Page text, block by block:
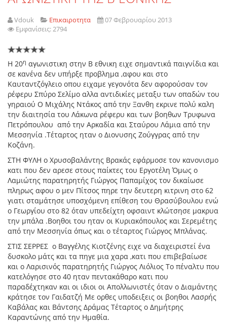
Vdouk Επικαιροτητα
07 Φεβρουαρίου 2013
Εμφανίσεις: 2794
Η 20η αγωνιστικη στην Β εθνικη ειχε σημαντικά παιγνίδια και
σε κανένα δεν υπήρξε προβλημα ,αφου και στο
Καυταντζόγλειο οπου ειχαμε γεγονότα δεν αφορούσαν τον
ρέφερυ Σπύρο Σελίμο αλλα αντιδικίες μεταξυ των οπαδών του
γηραιού Ο Μιχάλης Ντάκος από την Ξανθη εκρινε πολύ καλη
την διαιτησία του Λάκωνα ρέφερυ και των βοηθων Τρυφωνα
Πετρόπουλου από την Αρκαδία και Σταύρου Λάμια από την
Μεσσηνία .Τέταρτος ηταν ο Διονυσης Ζούγγρας από την
Κοζάνη.
ΣΤΗ ΦΥΛΗ ο Χρυσοβαλάντης Βρακάς εφάρμοσε τον κανονισμο
κατι που δεν αρεσε στους παίκτες του Εργοτέλη Όμως ο
Λαμιώτης παρατηρητής Γιώργος Παπαμίχος τον δικαίωσε
πληρως αφου ο μεν Πίτσος πηρε την δευτερη κιτρινη στο 62
γιατι σταμάτησε υποσχόμενη επίθεση του Θρασύβουλου ενώ
ο Γεωργίου στο 82 όταν υπεδείχτη οφσαιντ κλώτσησε μακρυα
την μπάλα .Βοηθοι του ηταν οι Κυριακόπουλος και Σερεμέτης
από την Μεσσηνία όπως και ο τέταρτος Γιώργος Μπλάνας.
ΣΤΙΣ ΣΕΡΡΕΣ ο Βαγγέλης Κιοτζένης ειχε να διαχειριστεί ένα
δυσκολο μάτς και τα πηγε μια χαρα ,κατι που επιβεβαίωσε
και ο Λαρισινός παρατηρητής Γιώργος Λιόλιος Το πέναλτυ που
κατελόγησε στο 40 ηταν πεντακάθαρο κατι που
παραδέχτηκαν και οι ιδιοι οι Απολλωνιστές όταν ο Διαμάντης
κράτησε τον Γαιδατζή Με ορθες υποδειξεις οι βοηθοι Λασρής
Καβάλας και Βάντσης Δράμας Τέταρτος ο Δημήτρης
Καραντώνης από την Ημαθία.